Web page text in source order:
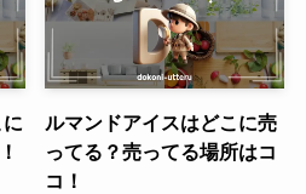
ルマンドアイスはどこに売
ってる？売ってる場所はコ
コ！